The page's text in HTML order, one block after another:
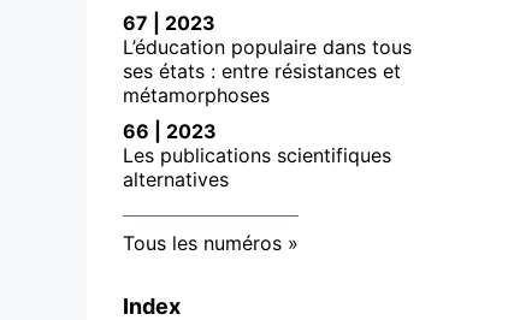
67 | 2023
L’éducation populaire dans tous
ses états : entre résistances et
métamorphoses
66 | 2023
Les publications scientifiques
alternatives
Tous les numéros
Index